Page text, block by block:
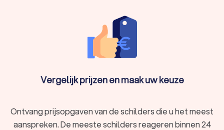
Vergelijk prijzen en maak uw keuze
Ontvang prijsopgaven van de schilders die u het meest
aanspreken. De meeste schilders reageren binnen 24